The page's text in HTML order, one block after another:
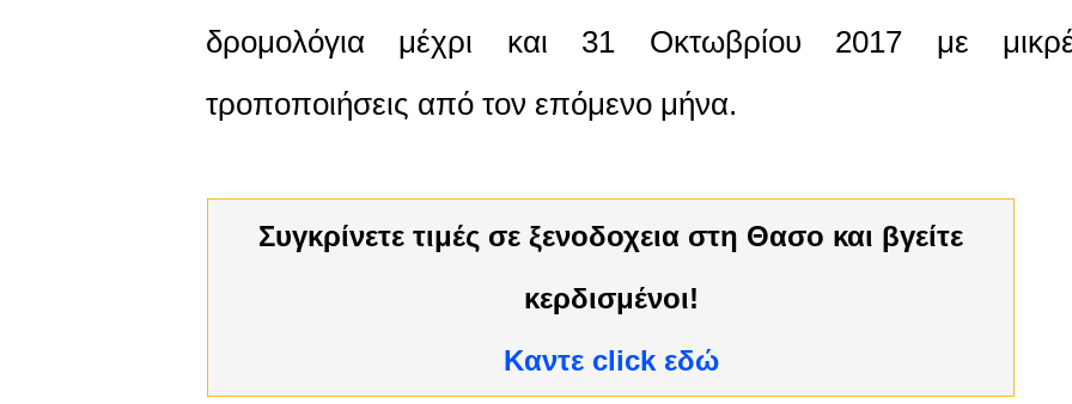
δρομολόγια μέχρι και 31 Οκτωβρίου 2017 με
τροποποιήσεις από τον επόμενο μήνα.
Συγκρίνετε τιμές σε ξενοδοχεια στη Θασο και βγείτε
κερδισμένοι!
Kαντε click εδώ